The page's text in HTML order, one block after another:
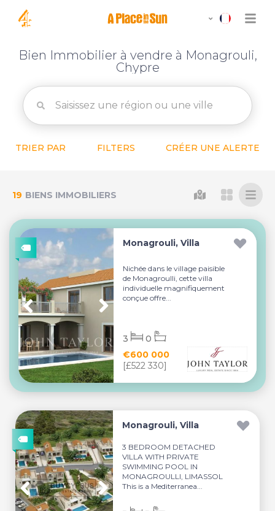
Bien Immobilier à vendre à Monagrouli,
Chypre
TRIER PAR FILTERS CRÉER UNE ALERTE
19 BIENS IMMOBILIERS
Monagrouli, Villa
Nichée dans le village paisible
de Monagroulli, cette villa
individuelle magnifiquement
conçue offre...
€600 000
[£522 330]
3 0
Monagrouli, Villa
3 BEDROOM DETACHED
VILLA WITH PRIVATE
SWIMMING POOL IN
MONAGROULLI, LIMASSOL
This is a Mediterranea...